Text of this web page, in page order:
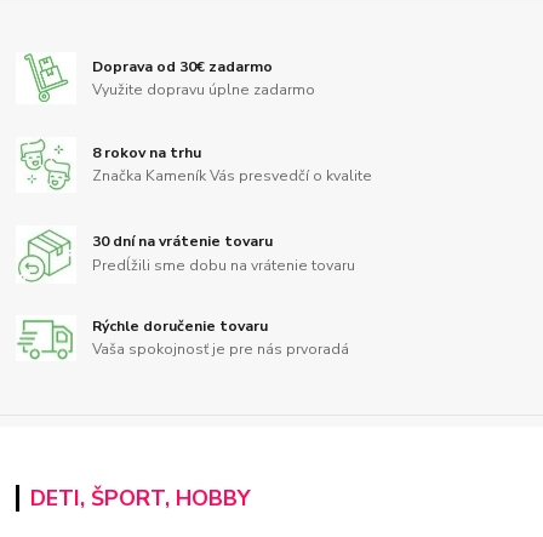
Doprava od 30€ zadarmo
Využite dopravu úplne zadarmo
8 rokov na trhu
Značka Kameník Vás presvedčí o kvalite
30 dní na vrátenie tovaru
Predĺžili sme dobu na vrátenie tovaru
Rýchle doručenie tovaru
Vaša spokojnosť je pre nás prvoradá
DETI, ŠPORT, HOBBY